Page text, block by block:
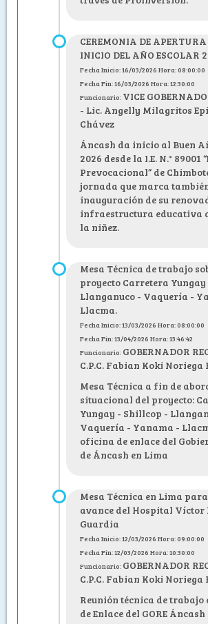
CEREMONIA DE APERTURA
INICIO DEL AÑO ESCOLAR
Fecha Inicio: 16/03/2026 Hora: 08:00:00
Fecha Fin: 16/03/2026 Hora: 12:30:00
Funcionario: VICE
- Lic. Angelly Milagritos
Chávez
Áncash da inicio al Buen
2026 desde la I.E. N.° 89001
Prevocacional” de
jornada que marca
inauguración de su
infraestructura educativa
la niñez.
Mesa Técnica de trabajo
proyecto Carretera
Llanganuco - Vaquería -
Llacma.
Fecha Inicio: 13/03/2026 Hora: 08:00:00
Fecha Fin: 13/04/2026 Hora: 13:46:42
Funcionario: GOBERNADOR
C.P.C. Fabian Koki Noriega
Mesa Técnica a fin de
situacional del proyecto:
Yungay - Shillcop -
Vaquería - Yanama -
oficina de enlace del
de Áncash en Lima
Mesa Técnica en Lima
avance del Hospital Víctor
Guardia
Fecha Inicio: 12/03/2026 Hora: 09:00:00
Fecha Fin: 12/03/2026 Hora: 10:30:00
Funcionario: GOBERNADOR
C.P.C. Fabian Koki Noriega
Reunión técnica de
de Enlace del GORE